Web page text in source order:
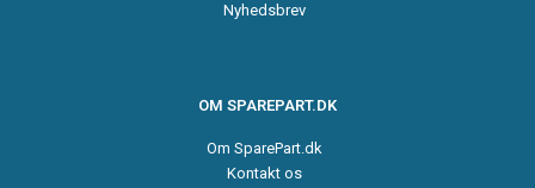
Nyhedsbrev
OM SPAREPART.DK
Om SparePart.dk
Kontakt os